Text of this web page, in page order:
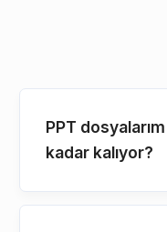
PPT
kadar kalıyor?